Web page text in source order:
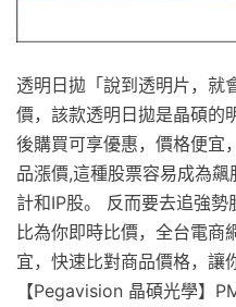
透明日拋「說到透明片，就
價，該款透明日拋是晶碩的
後購買可享優惠，價格便宜
品漲價,這種股票容易成為
計和IP股。 反而要去追強
比為你即時比價，全台電商
宜，快速比對商品價格，讓
【Pegavision 晶碩光學】